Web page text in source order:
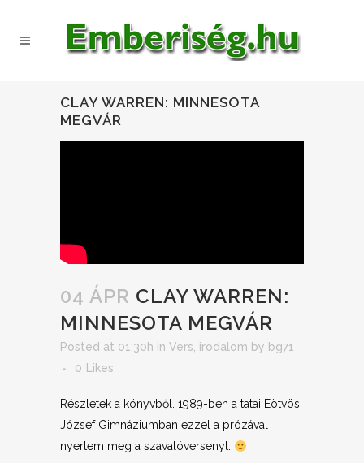
CLAY WARREN: MINNESOTA
MEGVÁR
04 ÁPR CLAY WARREN:
MINNESOTA MEGVÁR
Posted at 01:30h in Vers, irodalom by bg71
0
Likes
Részletek a könyvből. 1989-ben a tatai Eötvös
József Gimnáziumban ezzel a prózával
nyertem meg a szavalóversenyt.